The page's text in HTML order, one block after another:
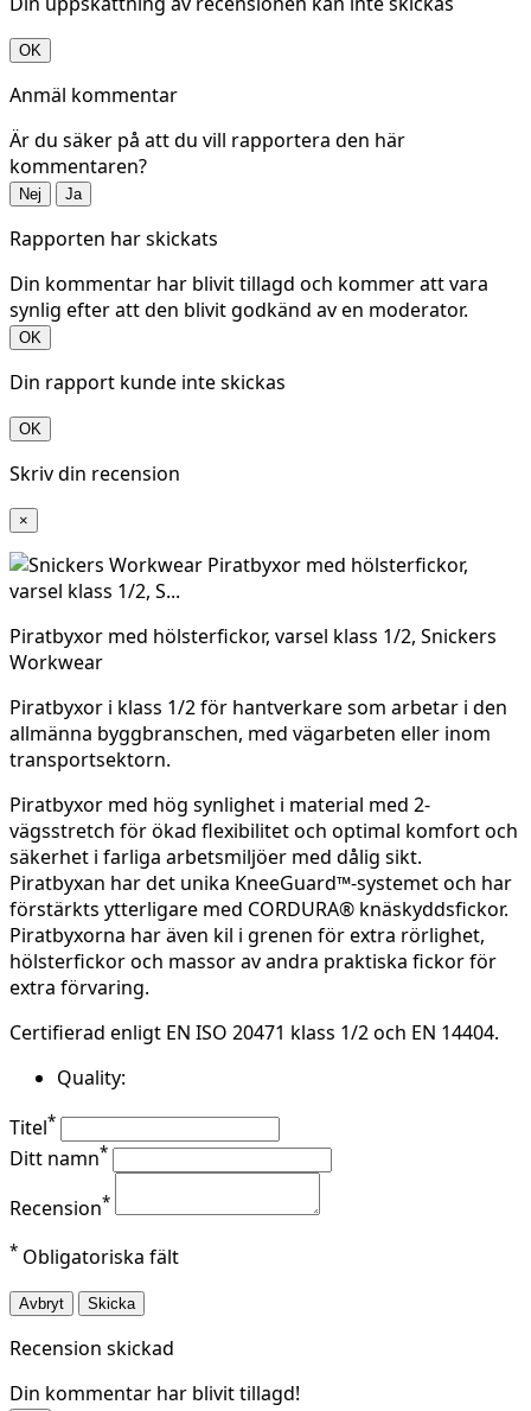
OK
Anmäl kommentar
Är du säker på att du vill rapportera den här
kommentaren?
Nej Ja
Rapporten har skickats
Din kommentar har blivit tillagd och kommer att vara
synlig efter att den blivit godkänd av en moderator.
OK
Din rapport kunde inte skickas
OK
Skriv din recension
×
Piratbyxor med hölsterfickor, varsel klass 1/2, Snickers
Workwear
Piratbyxor i klass 1/2 för hantverkare som arbetar i den
allmänna byggbranschen, med vägarbeten eller inom
transportsektorn.
Piratbyxor med hög synlighet i material med 2-
vägsstretch för ökad flexibilitet och optimal komfort och
säkerhet i farliga arbetsmiljöer med dålig sikt.
Piratbyxan har det unika KneeGuard™-systemet och har
förstärkts ytterligare med CORDURA® knäskyddsfickor.
Piratbyxorna har även kil i grenen för extra rörlighet,
hölsterfickor och massor av andra praktiska fickor för
extra förvaring.
Certifierad enligt EN ISO 20471 klass 1/2 och EN 14404.
Quality:
Titel*
Ditt namn*
Recension*
* Obligatoriska fält
Avbryt Skicka
Recension skickad
Din kommentar har blivit tillagd!